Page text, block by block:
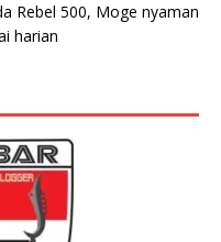
Rebel 500, Moge nyaman
harian